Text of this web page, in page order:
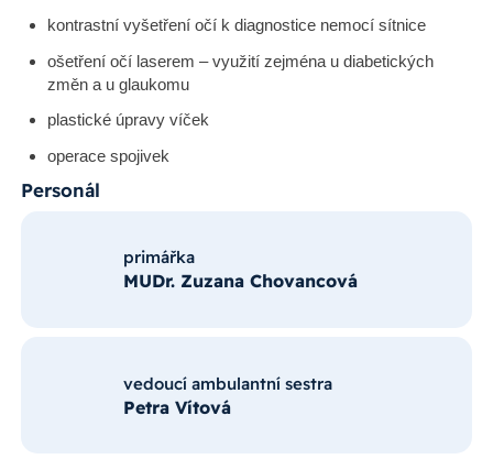
kontrastní vyšetření očí k diagnostice nemocí sítnice
ošetření očí laserem – využití zejména u diabetických
změn a u glaukomu
plastické úpravy víček
operace spojivek
Personál
primářka
MUDr. Zuzana Chovancová
vedoucí ambulantní sestra
Petra Vítová